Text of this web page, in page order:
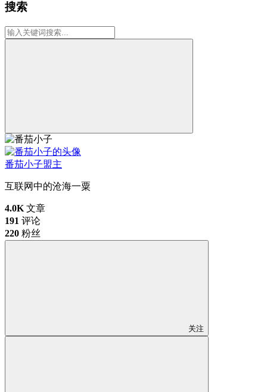
搜索
番茄小子盟主
互联网中的沧海一粟
4.0K 文章
191 评论
220 粉丝
关注